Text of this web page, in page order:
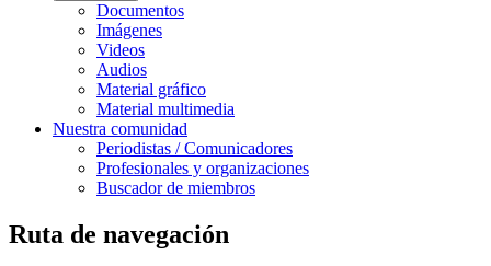
Documentos
Imágenes
Videos
Audios
Material gráfico
Material multimedia
Nuestra comunidad
Periodistas / Comunicadores
Profesionales y organizaciones
Buscador de miembros
Ruta de navegación